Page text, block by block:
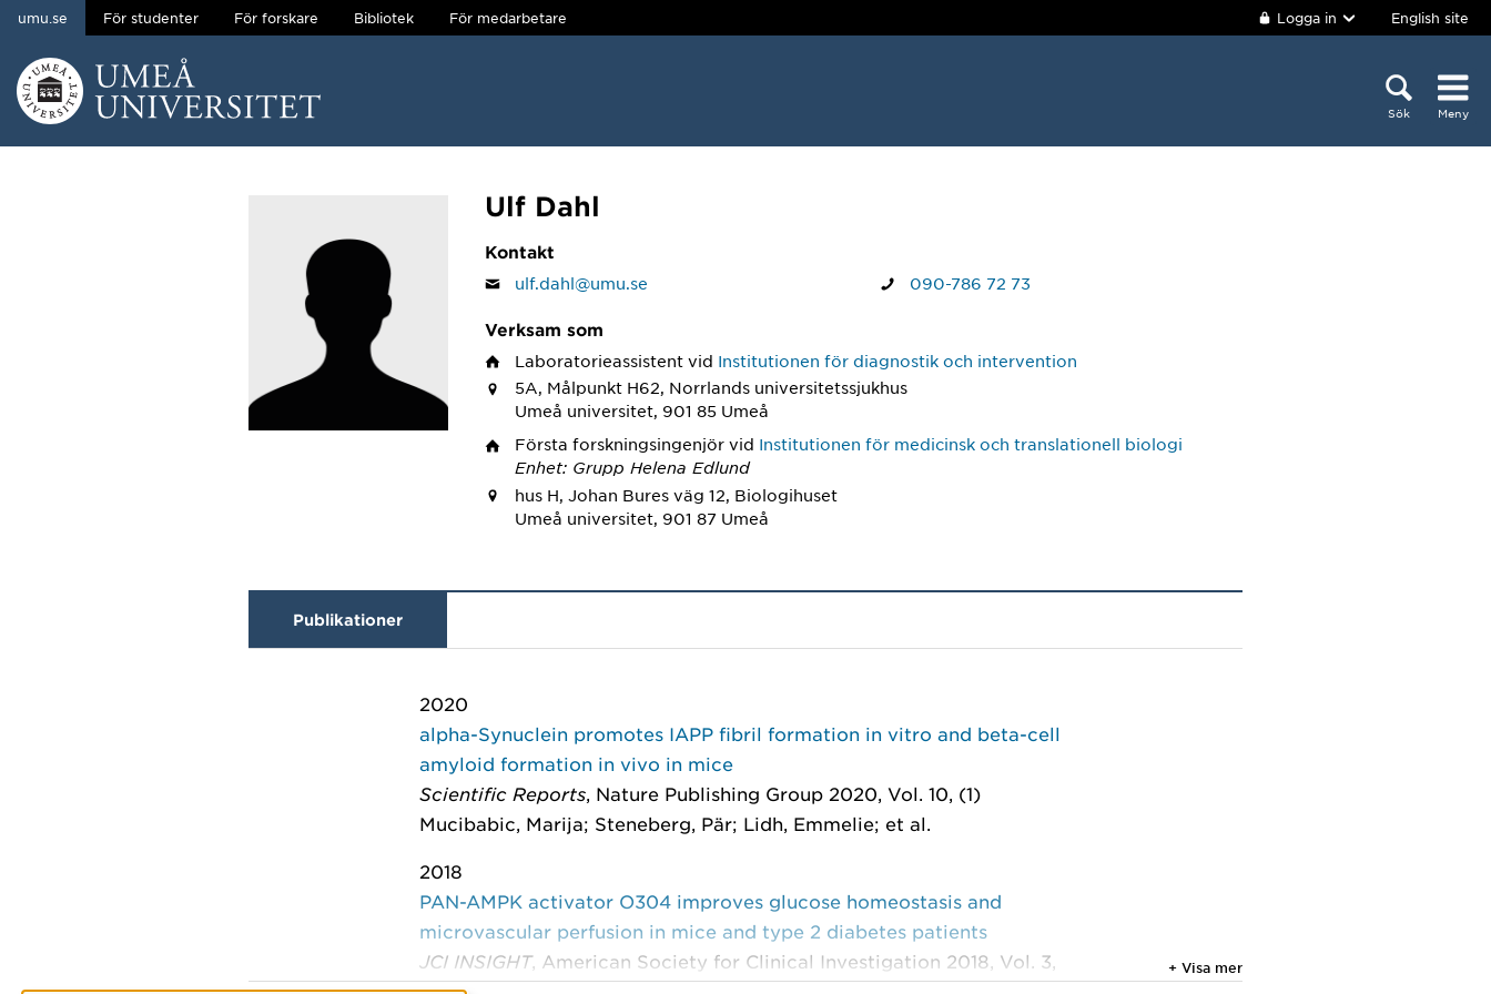
Hoppa direkt till innehållet
umu.se För studenter För forskare Bibliotek För medarbetare Logga in English site
Sök Meny
Ulf Dahl
Kontakt
ulf.dahl@umu.se 090-786 72 73
Verksam som
Laboratorieassistent vid Institutionen för diagnostik och intervention
5A, Målpunkt H62, Norrlands universitetssjukhus
Umeå universitet, 901 85 Umeå
Första forskningsingenjör vid Institutionen för medicinsk och translationell biologi
Enhet: Grupp Helena Edlund
hus H, Johan Bures väg 12, Biologihuset
Umeå universitet, 901 87 Umeå
Publikationer
2020
alpha-Synuclein promotes IAPP fibril formation in vitro and beta-cell
amyloid formation in vivo in mice
Scientific Reports , Nature Publishing Group 2020, Vol. 10, (1)
Mucibabic, Marija; Steneberg, Pär; Lidh, Emmelie; et al.
2018
PAN-AMPK activator O304 improves glucose homeostasis and
microvascular perfusion in mice and type 2 diabetes patients
JCI INSIGHT, American Society for Clinical Investigation 2018, Vol. 3,
+ Visa mer